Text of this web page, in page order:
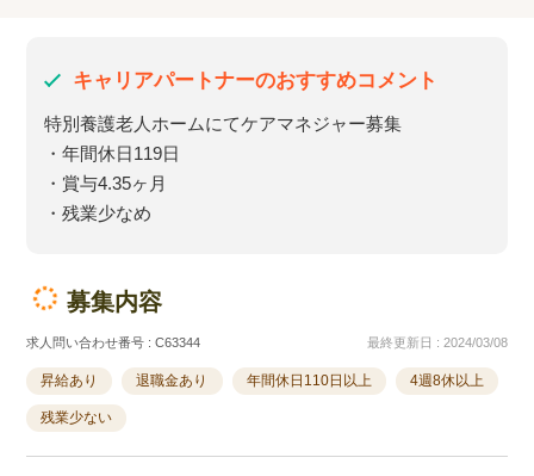
キャリアパートナーのおすすめコメント
特別養護老人ホームにてケアマネジャー募集
・年間休日119日
・賞与4.35ヶ月
・残業少なめ
募集内容
求人問い合わせ番号 : C63344 最終更新日 : 2024/03/08
昇給あり 退職金あり 年間休日110日以上 4週8休以上
残業少ない